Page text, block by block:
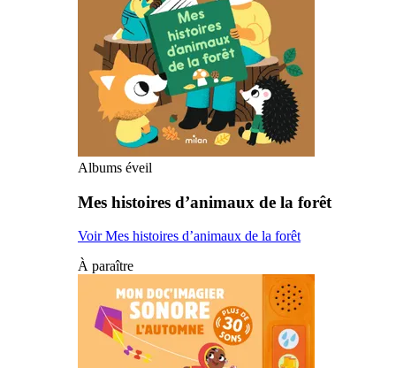
Albums éveil
Mes histoires d’animaux de la forêt
Voir Mes histoires d’animaux de la forêt
À paraître